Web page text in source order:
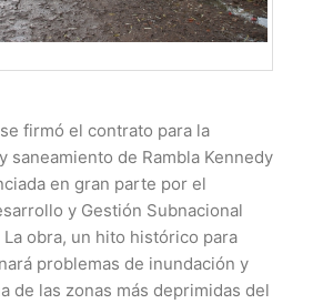
firmó el contrato para la
saneamiento de Rambla Kennedy
en gran parte por el
y Gestión Subnacional
La obra, un hito histórico para
problemas de inundación y
de las zonas más deprimidas del